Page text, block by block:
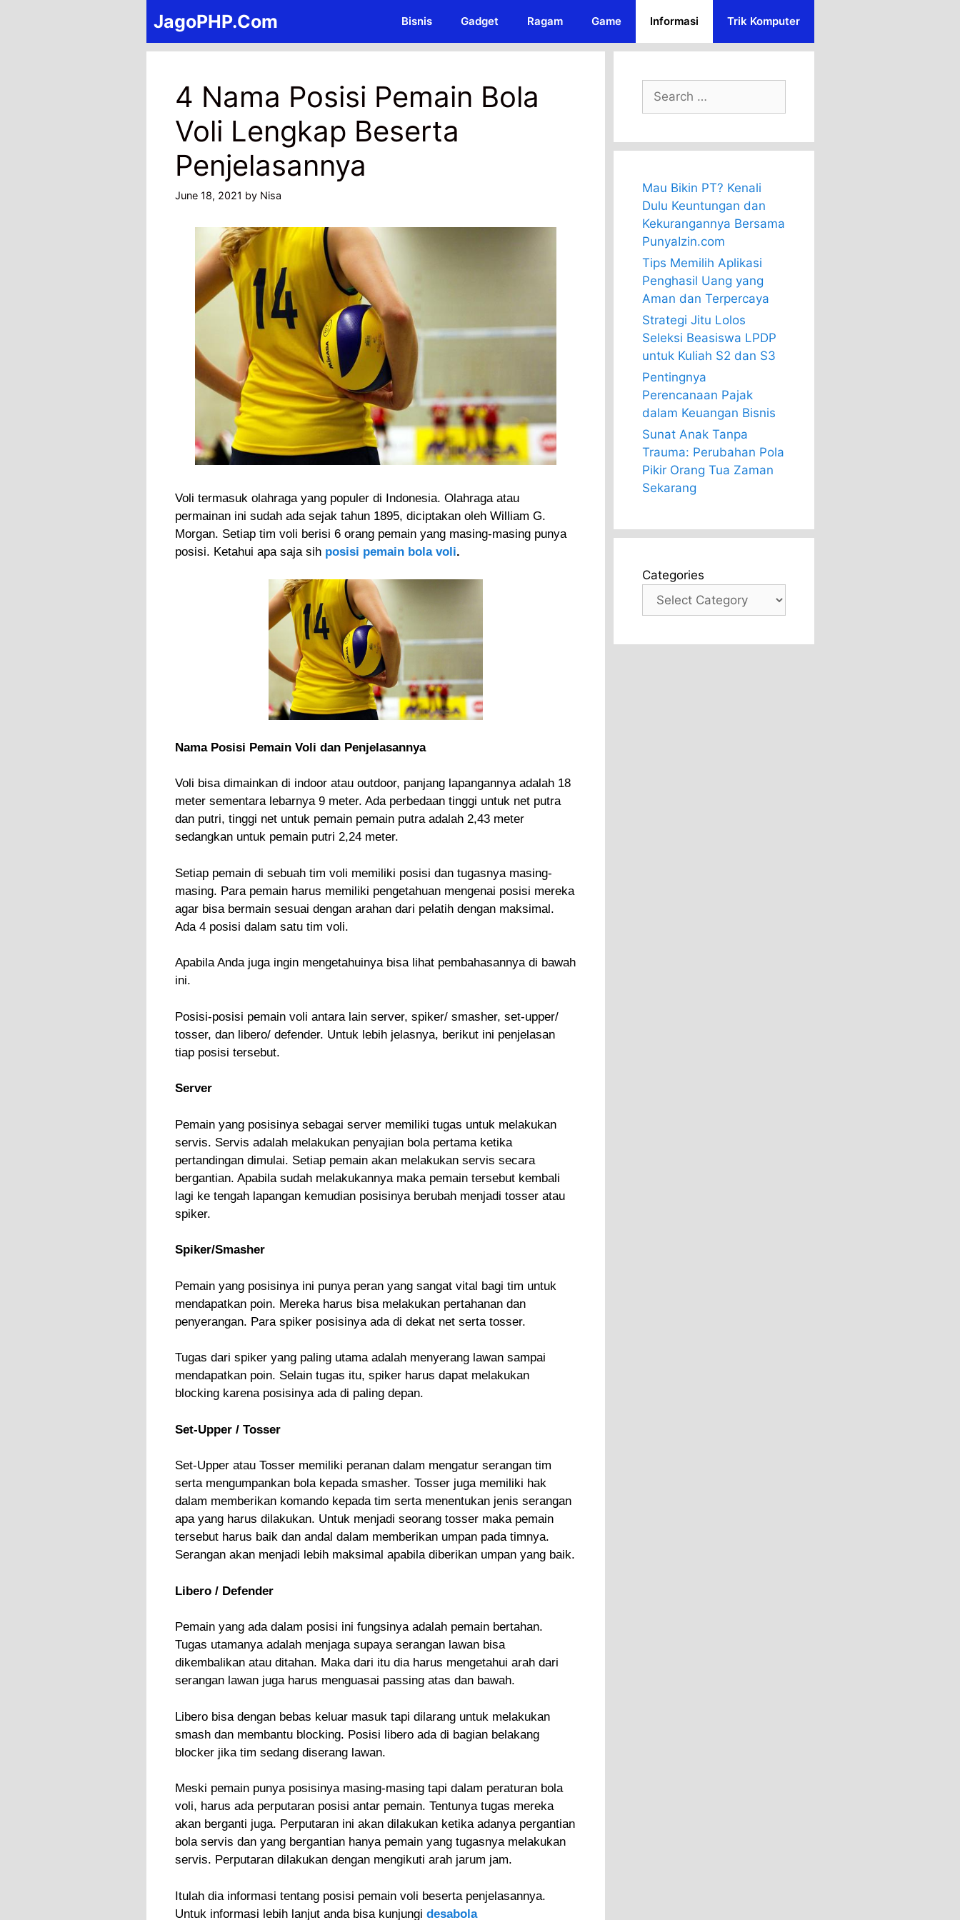
JagoPHP.Com Bisnis Gadget Ragam Game Informasi Trik Komputer
4 Nama Posisi Pemain Bola
Voli Lengkap Beserta
Penjelasannya
June 18, 2021 by Nisa
Voli termasuk olahraga yang populer di Indonesia. Olahraga atau
permainan ini sudah ada sejak tahun 1895, diciptakan oleh William G.
Morgan. Setiap tim voli berisi 6 orang pemain yang masing-masing punya
posisi. Ketahui apa saja sih posisi pemain bola voli.
Nama Posisi Pemain Voli dan Penjelasannya
Voli bisa dimainkan di indoor atau outdoor, panjang lapangannya adalah 18
meter sementara lebarnya 9 meter. Ada perbedaan tinggi untuk net putra
dan putri, tinggi net untuk pemain pemain putra adalah 2,43 meter
sedangkan untuk pemain putri 2,24 meter.
Setiap pemain di sebuah tim voli memiliki posisi dan tugasnya masing-
masing. Para pemain harus memiliki pengetahuan mengenai posisi mereka
agar bisa bermain sesuai dengan arahan dari pelatih dengan maksimal.
Ada 4 posisi dalam satu tim voli.
Apabila Anda juga ingin mengetahuinya bisa lihat pembahasannya di bawah
ini.
Posisi-posisi pemain voli antara lain server, spiker/ smasher, set-upper/
tosser, dan libero/ defender. Untuk lebih jelasnya, berikut ini penjelasan
tiap posisi tersebut.
Server
Pemain yang posisinya sebagai server memiliki tugas untuk melakukan
servis. Servis adalah melakukan penyajian bola pertama ketika
pertandingan dimulai. Setiap pemain akan melakukan servis secara
bergantian. Apabila sudah melakukannya maka pemain tersebut kembali
lagi ke tengah lapangan kemudian posisinya berubah menjadi tosser atau
spiker.
Spiker/Smasher
Pemain yang posisinya ini punya peran yang sangat vital bagi tim untuk
mendapatkan poin. Mereka harus bisa melakukan pertahanan dan
penyerangan. Para spiker posisinya ada di dekat net serta tosser.
Tugas dari spiker yang paling utama adalah menyerang lawan sampai
mendapatkan poin. Selain tugas itu, spiker harus dapat melakukan
blocking karena posisinya ada di paling depan.
Set-Upper / Tosser
Set-Upper atau Tosser memiliki peranan dalam mengatur serangan tim
serta mengumpankan bola kepada smasher. Tosser juga memiliki hak
dalam memberikan komando kepada tim serta menentukan jenis serangan
apa yang harus dilakukan. Untuk menjadi seorang tosser maka pemain
tersebut harus baik dan andal dalam memberikan umpan pada timnya.
Serangan akan menjadi lebih maksimal apabila diberikan umpan yang baik.
Libero / Defender
Pemain yang ada dalam posisi ini fungsinya adalah pemain bertahan.
Tugas utamanya adalah menjaga supaya serangan lawan bisa
dikembalikan atau ditahan. Maka dari itu dia harus mengetahui arah dari
serangan lawan juga harus menguasai passing atas dan bawah.
Libero bisa dengan bebas keluar masuk tapi dilarang untuk melakukan
smash dan membantu blocking. Posisi libero ada di bagian belakang
blocker jika tim sedang diserang lawan.
Meski pemain punya posisinya masing-masing tapi dalam peraturan bola
voli, harus ada perputaran posisi antar pemain. Tentunya tugas mereka
akan berganti juga. Perputaran ini akan dilakukan ketika adanya pergantian
bola servis dan yang bergantian hanya pemain yang tugasnya melakukan
servis. Perputaran dilakukan dengan mengikuti arah jarum jam.
Itulah dia informasi tentang posisi pemain voli beserta penjelasannya.
Untuk informasi lebih lanjut anda bisa kunjungi desabola
Search
for:
Mau Bikin PT? Kenali
Dulu Keuntungan dan
Kekurangannya Bersama
PunyaIzin.com
Tips Memilih Aplikasi
Penghasil Uang yang
Aman dan Terpercaya
Strategi Jitu Lolos
Seleksi Beasiswa LPDP
untuk Kuliah S2 dan S3
Pentingnya
Perencanaan Pajak
dalam Keuangan Bisnis
Sunat Anak Tanpa
Trauma: Perubahan Pola
Pikir Orang Tua Zaman
Sekarang
Categories